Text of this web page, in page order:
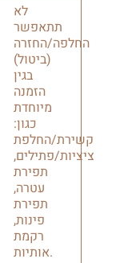
לא
תתאפשר
החלפה/החזרה
(ביטול)
בגין
הזמנה
מיוחדת
כגון:
קשירת/החלפת
ציציות/פתילים,
תפירת
עטרה,
תפירת
פינות,
רקמת
אותיות.